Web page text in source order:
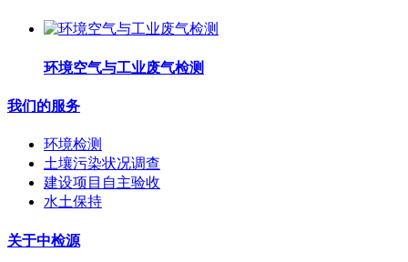
环境空气与工业废气检测
我们的服务
环境检测
土壤污染状况调查
建设项目自主验收
水土保持
关于中检源